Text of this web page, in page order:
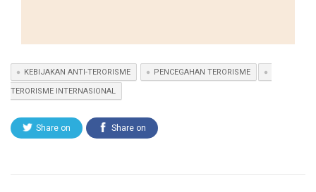
KEBIJAKAN ANTI-TERORISME PENCEGAHAN TERORISME
TERORISME INTERNASIONAL
Share on Share on